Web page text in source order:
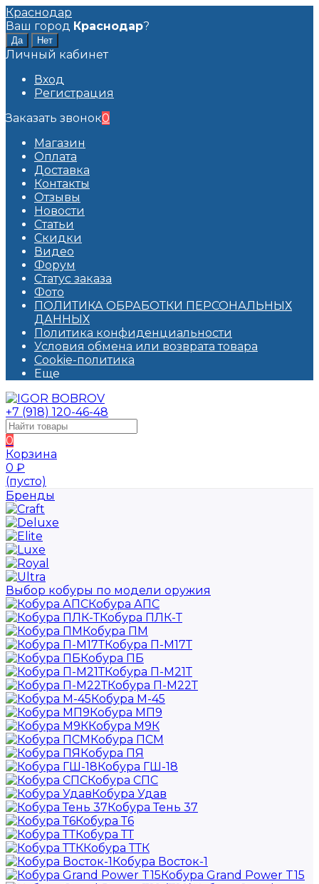
Краснодар
Ваш город Краснодар?
Личный кабинет
Вход
Регистрация
Заказать звонок0
Магазин
Оплата
Доставка
Контакты
Отзывы
Новости
Статьи
Скидки
Видео
Форум
Статус заказа
Фото
ПОЛИТИКА ОБРАБОТКИ ПЕРСОНАЛЬНЫХ
ДАННЫХ​
Политика конфиденциальности
Условия обмена или возврата товара
Cookie-политика
Еще
+7 (918) 120-46-48
0
Корзина
0 ₽
(пусто)
Бренды
Выбор кобуры по модели оружия
Кобура АПС
Кобура ПЛК-Т
Кобура ПМ
Кобура П-М17Т
Кобура ПБ
Кобура П-М21Т
Кобура П-М22Т
Кобура М-45
Кобура МП9
Кобура М9К
Кобура ПСМ
Кобура ПЯ
Кобура ГШ-18
Кобура СПС
Кобура Удав
Кобура Тень 37
Кобура Т6
Кобура ТТ
Кобура ТТК
Кобура Восток-1
Кобура Grand Power T15